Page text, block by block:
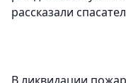
рассказали